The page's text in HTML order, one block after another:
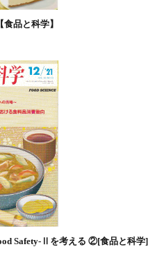
品と科学】
Safety-Ⅱを考える ②[食品と科学]